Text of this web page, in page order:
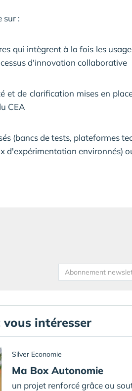
sur :
qui intègrent à la fois les
d'innovation collaborative
et de clarification mises en
CEA
(bancs de tests, plateformes
d'expérimentation environnés)
intéresser
Silver Economie
Ma Box Autonomie
un projet renforcé grâce au